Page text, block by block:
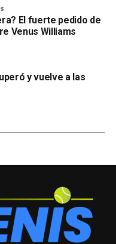
El fuerte pedido de
Venus Williams
y vuelve a las